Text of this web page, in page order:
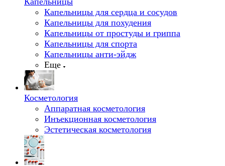
Капельницы для сердца и сосудов
Капельницы для похудения
Капельницы от простуды и гриппа
Капельницы для спорта
Капельницы анти-эйдж
Еще
Косметология
Аппаратная косметология
Инъекционная косметология
Эстетическая косметология